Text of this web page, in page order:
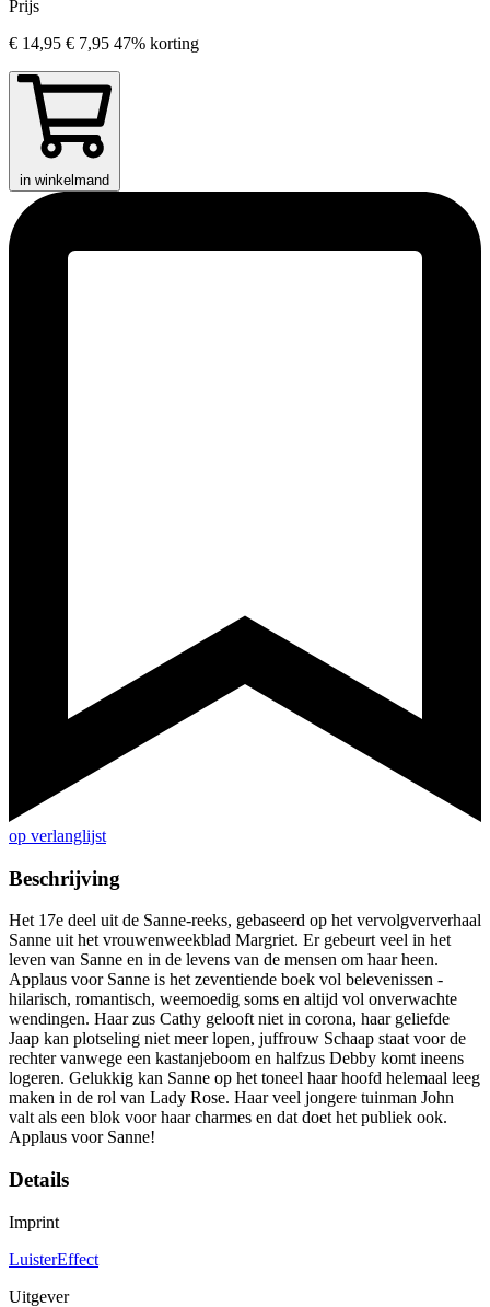
Prijs
€ 14,95 € 7,95 47% korting
in winkelmand
op verlanglijst
Beschrijving
Het 17e deel uit de Sanne-reeks, gebaseerd op het vervolgververhaal
Sanne uit het vrouwenweekblad Margriet. Er gebeurt veel in het
leven van Sanne en in de levens van de mensen om haar heen.
Applaus voor Sanne is het zeventiende boek vol belevenissen -
hilarisch, romantisch, weemoedig soms en altijd vol onverwachte
wendingen. Haar zus Cathy gelooft niet in corona, haar geliefde
Jaap kan plotseling niet meer lopen, juffrouw Schaap staat voor de
rechter vanwege een kastanjeboom en halfzus Debby komt ineens
logeren. Gelukkig kan Sanne op het toneel haar hoofd helemaal leeg
maken in de rol van Lady Rose. Haar veel jongere tuinman John
valt als een blok voor haar charmes en dat doet het publiek ook.
Applaus voor Sanne!
Details
Imprint
LuisterEffect
Uitgever